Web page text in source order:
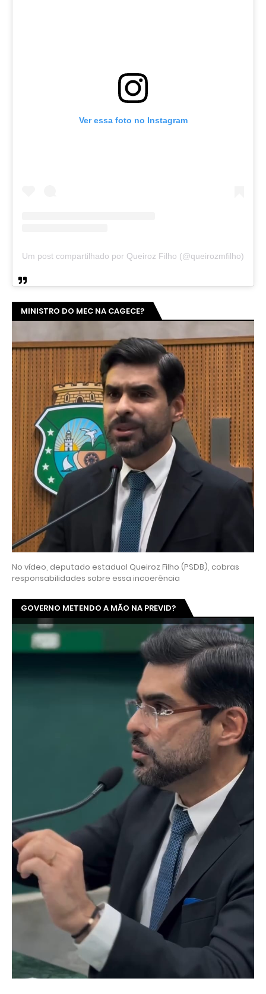
Ver essa foto no Instagram
Um post compartilhado por Queiroz Filho (@queirozmfilho)
MINISTRO DO MEC NA CAGECE?
No vídeo, deputado estadual Queiroz Filho (PSDB), cobras
responsabilidades sobre essa incoerência
GOVERNO METENDO A MÃO NA PREVID?